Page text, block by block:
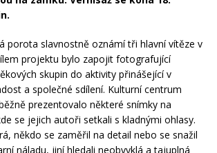
porota slavnostně oznámí tři hlavní vítěze v
projektu bylo zapojit fotografující
skupin do aktivity přinášející v
a společné sdílení. Kulturní centrum
prezentovalo některé snímky na
se jejich autoři setkali s kladnými ohlasy.
někdo se zaměřil na detail nebo se snažil
náladu, jiní hledali neobvyklá a tajuplná